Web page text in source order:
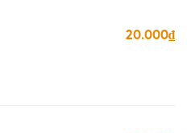
20.000₫